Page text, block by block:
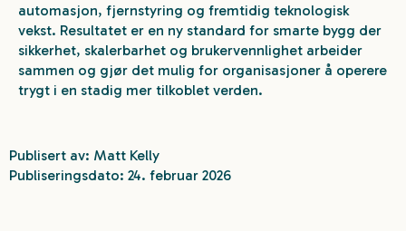
automasjon, fjernstyring og fremtidig teknologisk
vekst. Resultatet er en ny standard for smarte bygg der
sikkerhet, skalerbarhet og brukervennlighet arbeider
sammen og gjør det mulig for organisasjoner å operere
trygt i en stadig mer tilkoblet verden.
Publisert av: Matt Kelly
Publiseringsdato: 24. februar 2026